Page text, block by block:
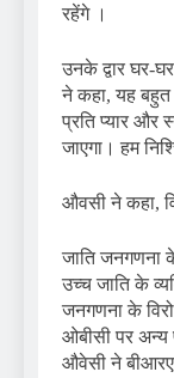
रहेंगे ।
उनके द्वार घर-
ने कहा, यह बहुत
प्रति प्यार और
जाएगा। हम
औवसी ने कहा,
जाति जनगणना
उच्च जाति के
जनगणना के
ओबीसी पर अन्य
औवेसी ने